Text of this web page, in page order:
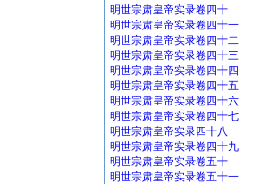
明世宗肃皇帝实录卷四十
明世宗肃皇帝实录卷四十一
明世宗肃皇帝实录卷四十二
明世宗肃皇帝实录卷四十三
明世宗肃皇帝实录卷四十四
明世宗肃皇帝实录卷四十五
明世宗肃皇帝实录卷四十六
明世宗肃皇帝实录卷四十七
明世宗肃皇帝实录四十八
明世宗肃皇帝实录卷四十九
明世宗肃皇帝实录卷五十
明世宗肃皇帝实录卷五十一